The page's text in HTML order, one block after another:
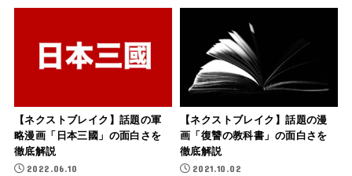
【ネクストブレイク】話題の軍
略漫画「日本三國」の面白さを
徹底解説
2022.06.10
【ネクストブレイク】話題の漫
画「復讐の教科書」の面白さを
徹底解説
2021.10.02